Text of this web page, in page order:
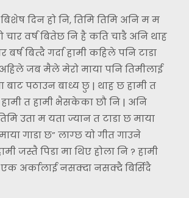
दिन हो नि, तिमि तिमि अनि म म
चार वर्ष बितेछ नि है कति चाडै अनि थाह
बर्ष बित्दै गर्दा हामी कहिले पनि टाडा
जब मैले मेरो माया पनि तिमीलाई
बाट पठाउन बाध्य छु | थाह छ हामी त
त हामी भैसकेका छौ नि | अनि
उता म यता ज्यान त टाडा छ माया
गाडा छ” लाग्छ यो गीत गाउने
जस्तै पिडा मा थिए होला नि ? हामी
अर्कालाई नसक्दा नसक्दै बिर्सिदै